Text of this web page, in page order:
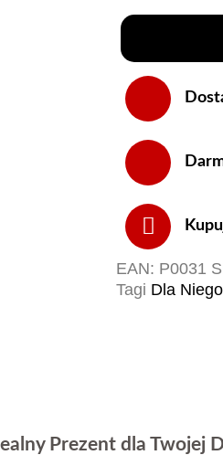
EAN: P0031
Tagi Dla Niego
Prezent dla Twojej